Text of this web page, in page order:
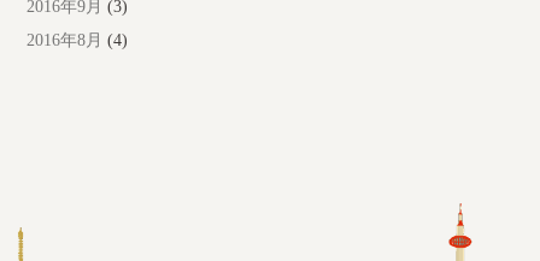
2016年9月 (3)
2016年8月 (4)